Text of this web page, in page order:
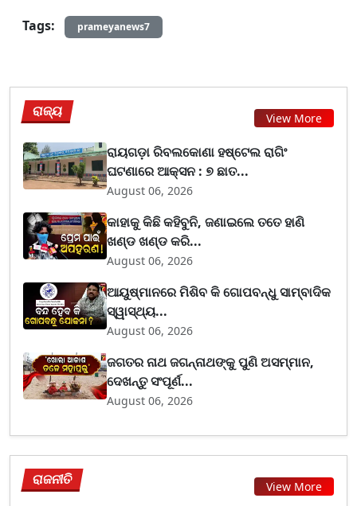
Tags:
prameyanews7
ରାଜ୍ୟ View More
ରାୟଗଡ଼ା ରିବଲକୋଣା ହଷ୍ଟେଲ ରାଗିଂ
ଘଟଣାରେ ଆକ୍ସନ : ୭ ଛାତ...
August 06, 2026
କାହାକୁ କିଛି କହିବୁନି, ଜଣାଇଲେ ତତେ ହାଣି
ଖଣ୍ଡ ଖଣ୍ଡ କରି...
August 06, 2026
ଆୟୁଷ୍ମାନରେ ମିଶିବ କି ଗୋପବନ୍ଧୁ ସାମ୍ବାଦିକ
ସ୍ୱାସ୍ଥ୍ୟ...
August 06, 2026
ଜଗତର ନାଥ ଜଗନ୍ନାଥଙ୍କୁ ପୁଣି ଅସମ୍ମାନ,
ଦେଖନ୍ତୁ ସଂପୂର୍ଣ...
August 06, 2026
ରାଜନୀତି View More